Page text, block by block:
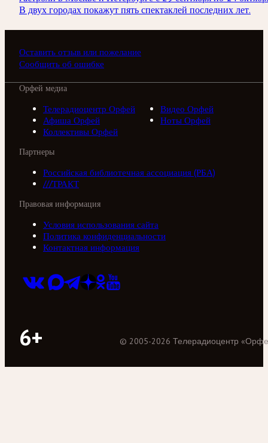
В двух городах покажут пять спектаклей последних лет.
Оставить отзыв или пожелание
Сообщить об ошибке
Орфей медиа
Телерадиоцентр Орфей
Видео Орфей
Афиша Орфей
Ноты Орфей
Коллективы Орфей
Партнеры
Российская библиотечная ассоциация (РБА)
///ТРАКТ
Правовая информация
Условия использования сайта
Политика конфиденциальности
Контактная информация
6+ © 2005-2026 Телерадиоцентр